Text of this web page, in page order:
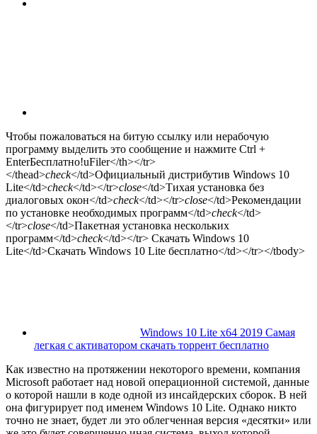
Чтобы пожаловаться на битую ссылку или нерабочую
программу выделить это сообщение и нажмите Ctrl +
EnterБесплатно!uFiler</th></tr>
</thead>check</td>Официальный дистрибутив Windows 10
Lite</td>check</td></tr>close</td>Тихая установка без
диалоговых окон</td>check</td></tr>close</td>Рекомендации
по установке необходимых программ</td>check</td>
</tr>close</td>Пакетная установка нескольких
программ</td>check</td></tr> Скачать Windows 10
Lite</td>Скачать Windows 10 Lite бесплатно</td></tr></tbody>
Windows 10 Lite x64 2019 Самая
легкая с активатором скачать торрент бесплатно
Как известно на протяжении некоторого времени, компания
Microsoft работает над новой операционной системой, данные
о которой нашли в коде одной из инсайдерских сборок. В ней
она фигурирует под именем Windows 10 Lite. Однако никто
точно не знает, будет ли это облегченная версия «десятки» или